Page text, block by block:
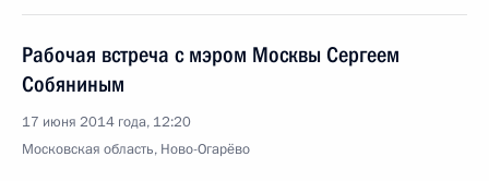
Рабочая встреча с мэром Москвы Сергеем
Собяниным
17 июня 2014 года, 12:20
Московская область, Ново-Огарёво